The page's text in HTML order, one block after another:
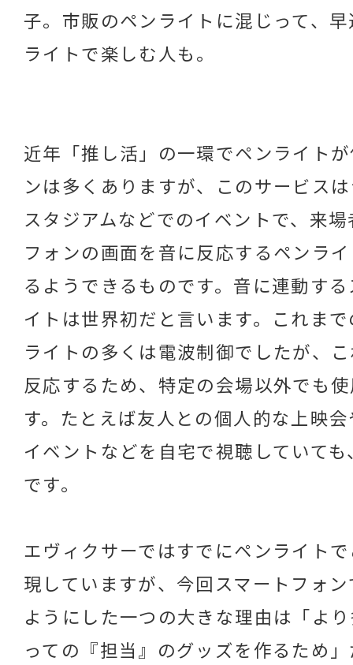
子。市販のペンライトに混じって、
ライトで楽しむ人も。
近年「推し活」の一環でペンライト
ンは多くありますが、このサービス
スタジアムなどでのイベントで、来
フォンの画面を音に反応するペンラ
るようできるものです。音に連動す
イトは世界初だと言います。これま
ライトの多くは電波制御でしたが、
反応するため、特定の会場以外でも
す。たとえば友人との個人的な上映
イベントなどを自宅で視聴していて
です。
エヴィクサーではすでにペンライト
現していますが、今回スマートフォ
ようにした一つの大きな理由は「よ
っての『担当』のグッズを作るため